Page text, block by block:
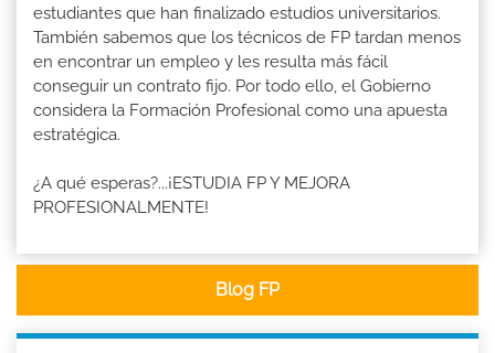
estudiantes que han finalizado estudios universitarios.
También sabemos que los técnicos de FP tardan menos
en encontrar un empleo y les resulta más fácil
conseguir un contrato fijo. Por todo ello, el Gobierno
considera la Formación Profesional como una apuesta
estratégica.
¿A qué esperas?...¡ESTUDIA FP Y MEJORA
PROFESIONALMENTE!
Blog FP